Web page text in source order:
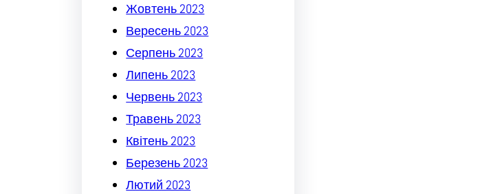
Жовтень 2023
Вересень 2023
Серпень 2023
Липень 2023
Червень 2023
Травень 2023
Квітень 2023
Березень 2023
Лютий 2023